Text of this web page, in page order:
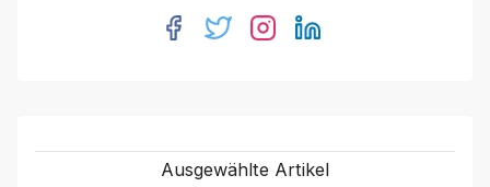
Ausgewählte Artikel